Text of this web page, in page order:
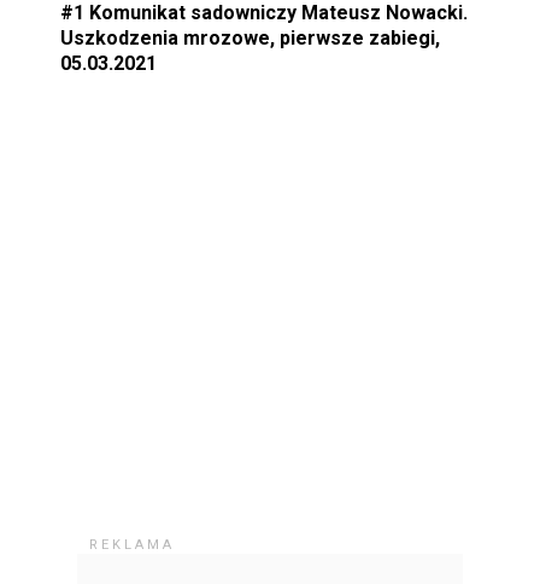
#1 Komunikat sadowniczy Mateusz Nowacki.
Uszkodzenia mrozowe, pierwsze zabiegi,
05.03.2021